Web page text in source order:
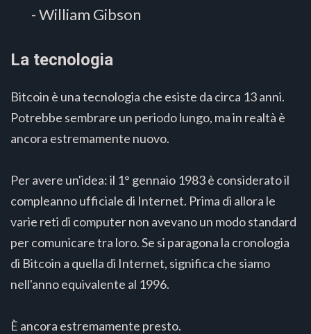
- William Gibson
La tecnologia
Bitcoin è una tecnologia che esiste da circa 13 anni.
Potrebbe sembrare un periodo lungo, ma in realtà è
ancora estremamente nuovo.
Per avere un'idea: il 1° gennaio 1983 è considerato il
compleanno ufficiale di Internet. Prima di allora le
varie reti di computer non avevano un modo standard
per comunicare tra loro. Se si paragona la cronologia
di Bitcoin a quella di Internet, significa che siamo
nell'anno equivalente al 1996.
È ancora estremamente presto.